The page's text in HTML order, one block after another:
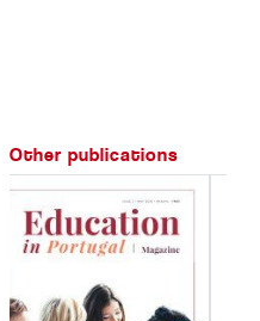
Other publications